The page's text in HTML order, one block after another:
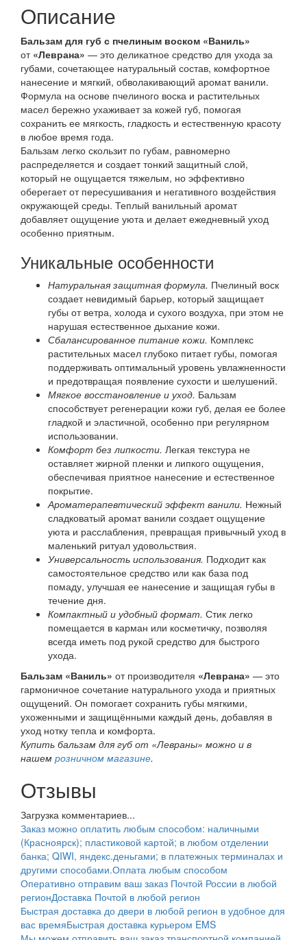
Описание
Бальзам для губ с пчелиным воском «Ваниль»
от «Леврана» — это деликатное средство для ухода за
губами, сочетающее натуральный состав, комфортное
нанесение и мягкий, обволакивающий аромат ванили.
Формула на основе пчелиного воска и растительных
масел бережно ухаживает за кожей губ, помогая
сохранить ее мягкость, гладкость и естественную красоту
в любое время года.
Бальзам легко скользит по губам, равномерно
распределяется и создает тонкий защитный слой,
который не ощущается тяжелым, но эффективно
оберегает от пересушивания и негативного воздействия
окружающей среды. Теплый ванильный аромат
добавляет ощущение уюта и делает ежедневный уход
особенно приятным.
Уникальные особенности
Натуральная защитная формула. Пчелиный воск
создает невидимый барьер, который защищает
губы от ветра, холода и сухого воздуха, при этом не
нарушая естественное дыхание кожи.
Сбалансированное питание кожи. Комплекс
растительных масел глубоко питает губы, помогая
поддерживать оптимальный уровень увлажненности
и предотвращая появление сухости и шелушений.
Мягкое восстановление и уход. Бальзам
способствует регенерации кожи губ, делая ее более
гладкой и эластичной, особенно при регулярном
использовании.
Комфорт без липкости. Легкая текстура не
оставляет жирной пленки и липкого ощущения,
обеспечивая приятное нанесение и естественное
покрытие.
Ароматерапевтический эффект ванили. Нежный
сладковатый аромат ванили создает ощущение
уюта и расслабления, превращая привычный уход в
маленький ритуал удовольствия.
Универсальность использования. Подходит как
самостоятельное средство или как база под
помаду, улучшая ее нанесение и защищая губы в
течение дня.
Компактный и удобный формат. Стик легко
помещается в карман или косметичку, позволяя
всегда иметь под рукой средство для быстрого
ухода.
Бальзам «Ваниль» от производителя «Леврана» — это
гармоничное сочетание натурального ухода и приятных
ощущений. Он помогает сохранить губы мягкими,
ухоженными и защищёнными каждый день, добавляя в
уход нотку тепла и комфорта.
Купить бальзам для губ от «Левраны» можно и в
нашем розничном магазине.
Отзывы
Загрузка комментариев...
Заказ можно оплатить любым способом: наличными
(Красноярск); пластиковой картой; в любом отделении
банка; QIWI, яндекс.деньгами; в платежных терминалах и
другими способами.Оплата любым способом
Оперативно отправим ваш заказ Почтой России в любой
регионДоставка Почтой в любой регион
Быстрая доставка до двери в любой регион в удобное для
вас времяБыстрая доставка курьером EMS